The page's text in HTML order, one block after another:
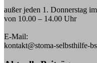
außer jeden 1. Donnerstag
von 10.00 – 14.00 Uhr
E-Mail:
kontakt@stoma-selbsthilfe-